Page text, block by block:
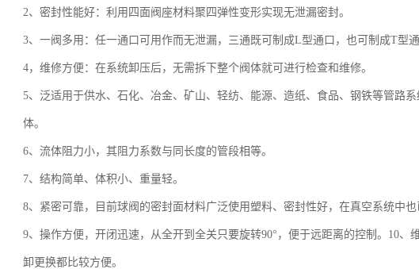
2、密封性能好：利用四面阀座材料聚四弹性变形实现无泄漏密封。
3、一阀多用：任一通口可用作而无泄漏，三通既可制成L型通口，也可制成T型通
4，维修方便：在系统卸压后，无需拆下整个阀体就可进行检查和维修。
5、泛适用于供水、石化、冶金、矿山、轻纺、能源、造纸、食品、钢铁等管路
体。
6、流体阻力小，其阻力系数与同长度的管段相等。
7、结构简单、体积小、重量轻。
8、紧密可靠，目前球阀的密封面材料广泛使用塑料、密封性好，在真空系统中也
9、操作方便，开闭迅速，从全开到全关只要旋转90°，便于远距离的控制。10
卸更换都比较方便。